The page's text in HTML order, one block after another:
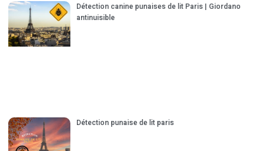
Détection canine punaises de lit Paris | Giordano
antinuisible
Détection punaise de lit paris